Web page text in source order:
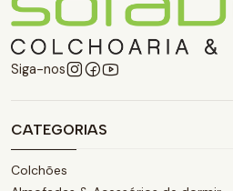
Siga-nos
CATEGORIAS
Colchões